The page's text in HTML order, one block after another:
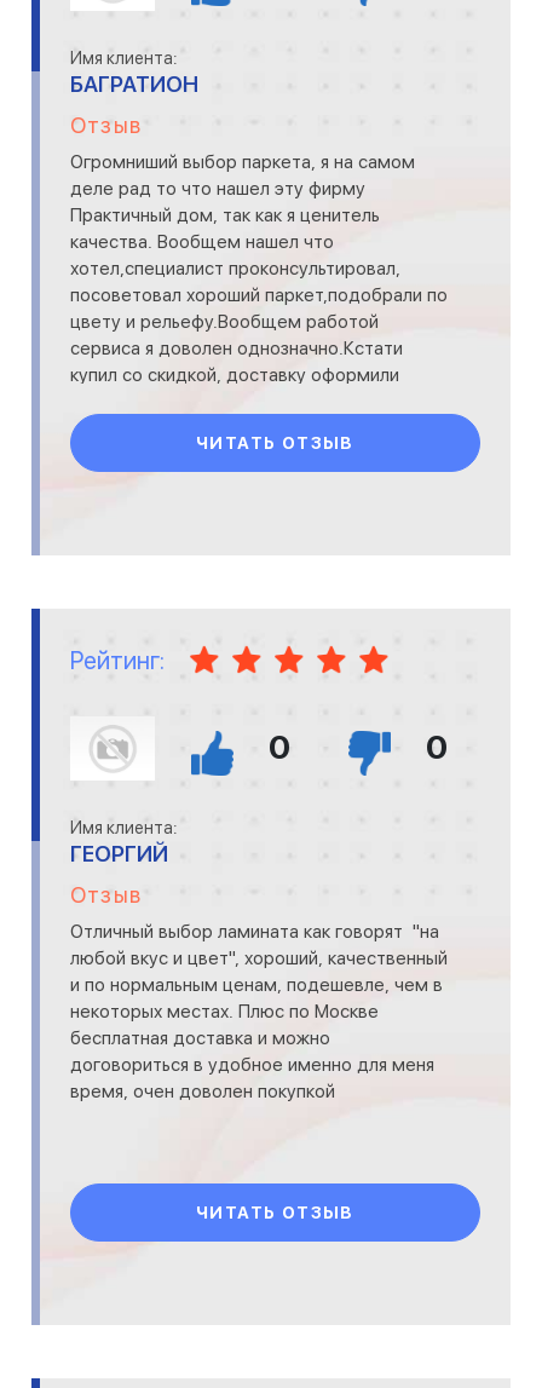
Имя клиента:
БАГРАТИОН
Отзыв
Огромниший выбор паркета, я на самом
деле рад то что нашел эту фирму
Практичный дом, так как я ценитель
качества. Вообщем нашел что
хотел,специалист проконсультировал,
посоветовал хороший паркет,подобрали по
цвету и рельефу.Вообщем работой
сервиса я доволен однозначно.Кстати
купил со скидкой, доставку оформили
удачи !
ЧИТАТЬ ОТЗЫВ
Рейтинг:
0 0
Имя клиента:
ГЕОРГИЙ
Отзыв
Отличный выбор ламината как говорят "на
любой вкус и цвет", хороший, качественный
и по нормальным ценам, подешевле, чем в
некоторых местах. Плюс по Москве
бесплатная доставка и можно
договориться в удобное именно для меня
время, очен доволен покупкой
ЧИТАТЬ ОТЗЫВ